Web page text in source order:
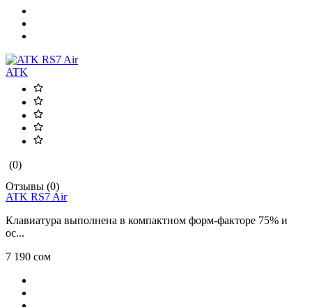
ATK
(0)
Отзывы (0)
ATK RS7 Air
Клавиатура выполнена в компактном форм-факторе 75% и
ос...
7 190 сом